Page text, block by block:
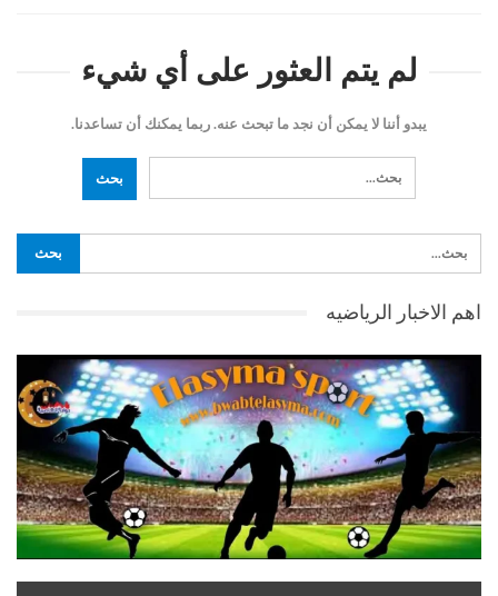
لم يتم العثور على أي شيء
يبدو أننا لا يمكن أن نجد ما تبحث عنه. ربما يمكنك أن تساعدنا.
اهم الاخبار الرياضيه